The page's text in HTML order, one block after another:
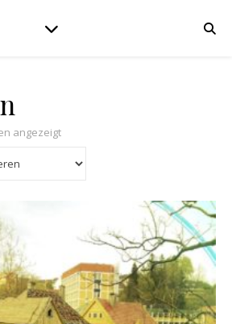
angezeigtNach Aktualität sortiert